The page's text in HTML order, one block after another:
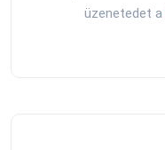
üzenetedet a